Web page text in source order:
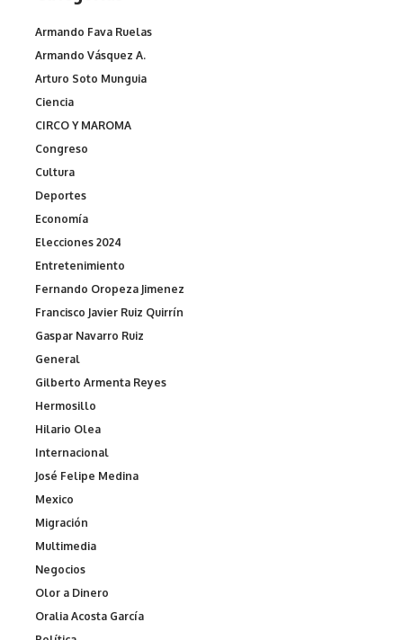
Armando Fava Ruelas
Armando Vásquez A.
Arturo Soto Munguia
Ciencia
CIRCO Y MAROMA
Congreso
Cultura
Deportes
Economía
Elecciones 2024
Entretenimiento
Fernando Oropeza Jimenez
Francisco Javier Ruiz Quirrín
Gaspar Navarro Ruiz
General
Gilberto Armenta Reyes
Hermosillo
Hilario Olea
Internacional
José Felipe Medina
Mexico
Migración
Multimedia
Negocios
Olor a Dinero
Oralia Acosta García